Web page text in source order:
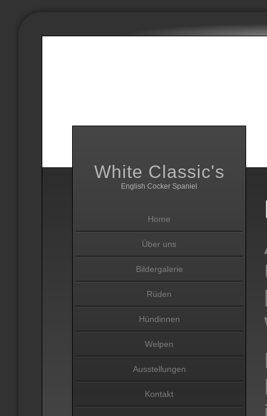
White Classic's
English Cocker Spaniel
Home
Über uns
Bildergalerie
Rüden
Hündinnen
Welpen
Ausstellungen
Kontakt